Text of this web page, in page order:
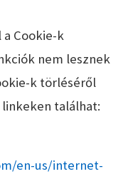
Cookie-k
nem lesznek
k törléséről
találhat:
en-us/internet-